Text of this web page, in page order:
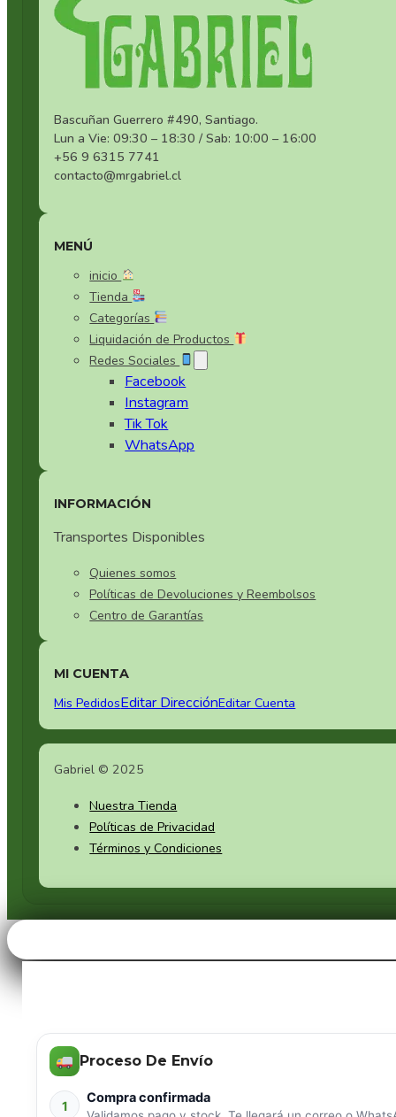
Bascuñan Guerrero #490, Santiago.
Lun a Vie: 09:30 – 18:30 / Sab: 10:00 – 16:00
+56 9 6315 7741
contacto@mrgabriel.cl
MENÚ
inicio
Tienda
Categorías
Liquidación de Productos
Redes Sociales
Facebook
Instagram
Tik Tok
WhatsApp
INFORMACIÓN
Transportes Disponibles
Quienes somos
Políticas de Devoluciones y Reembolsos
Centro de Garantías
MI CUENTA
Mis PedidosEditar DirecciónEditar Cuenta
Gabriel © 2025
Nuestra Tienda
Políticas de Privacidad
Términos y Condiciones
Proceso De Envío
1 Compra confirmada